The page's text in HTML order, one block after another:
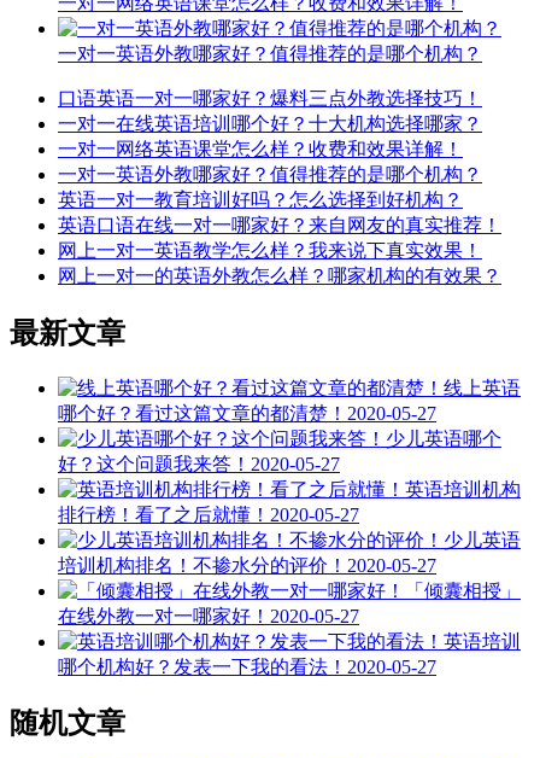
一对一英语外教哪家好？值得推荐的是哪个机构？
口语英语一对一哪家好？爆料三点外教选择技巧！
一对一在线英语培训哪个好？十大机构选择哪家？
一对一网络英语课堂怎么样？收费和效果详解！
一对一英语外教哪家好？值得推荐的是哪个机构？
英语一对一教育培训好吗？怎么选择到好机构？
英语口语在线一对一哪家好？来自网友的真实推荐！
网上一对一英语教学怎么样？我来说下真实效果！
网上一对一的英语外教怎么样？哪家机构的有效果？
最新文章
线上英语
哪个好？看过这篇文章的都清楚！ 2020-05-27
少儿英语哪个
好？这个问题我来答！ 2020-05-27
英语培训机构
排行榜！看了之后就懂！ 2020-05-27
少儿英语
培训机构排名！不掺水分的评价！ 2020-05-27
「倾囊相授」
在线外教一对一哪家好！ 2020-05-27
英语培训
哪个机构好？发表一下我的看法！ 2020-05-27
随机文章